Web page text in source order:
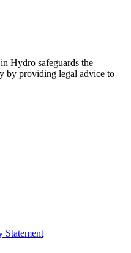
Hydro safeguards the
by providing legal advice to
Statement